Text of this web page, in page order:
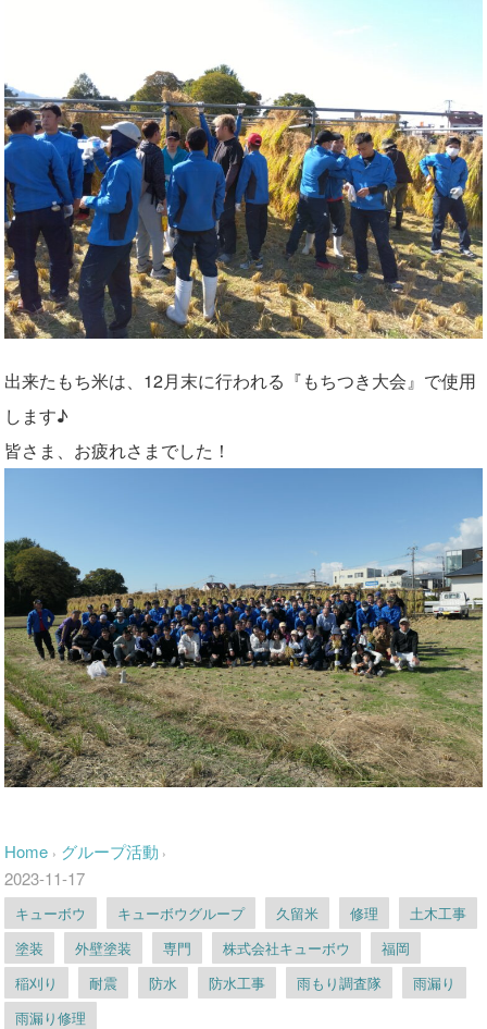
出来たもち米は、12月末に行われる『もちつき大会』で使用
します♪
皆さま、お疲れさまでした！
Home › グループ活動 ›
2023-11-17
キューボウ キューボウグループ 久留米 修理
土木工事
塗装
外壁塗装 専門 株式会社キューボウ
福岡
稲刈り
耐震 防水 防水工事 雨もり調査隊
雨漏り
雨漏り修理